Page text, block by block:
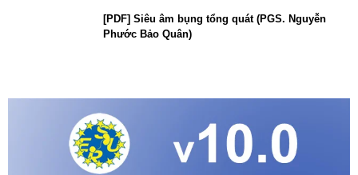
[PDF] Siêu âm bụng tổng quát (PGS. Nguyễn
Phước Bảo Quân)